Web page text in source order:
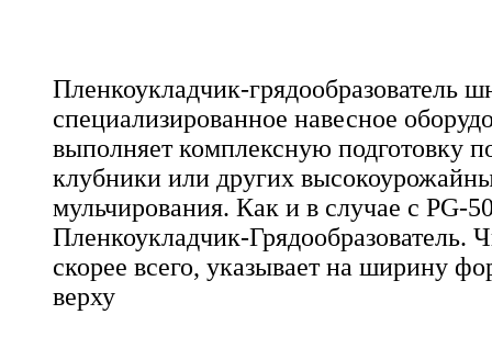
Пленкоукладчик-грядообразователь
специализированное навесное
выполняет комплексную подготовку
клубники или других
мульчирования. Как и в случае с PG-
Пленкоукладчик-Грядообразователь.
скорее всего, указывает на ширину
верху